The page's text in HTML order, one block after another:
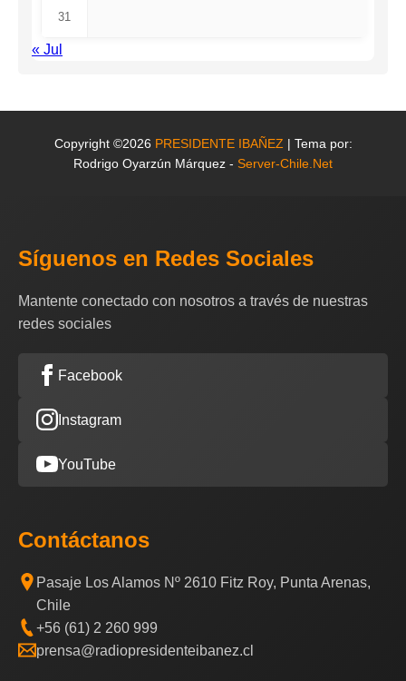
31
« Jul
Copyright ©2026 PRESIDENTE IBAÑEZ | Tema por:
Rodrigo Oyarzún Márquez - Server-Chile.Net
Síguenos en Redes Sociales
Mantente conectado con nosotros a través de nuestras
redes sociales
Facebook
Instagram
YouTube
Contáctanos
Pasaje Los Alamos Nº 2610 Fitz Roy, Punta Arenas,
Chile
+56 (61) 2 260 999
prensa@radiopresidenteibanez.cl